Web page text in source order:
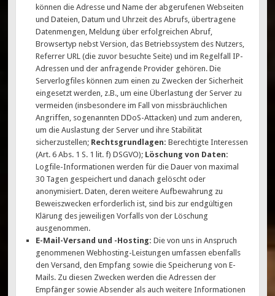
können die Adresse und Name der abgerufenen Webseiten
und Dateien, Datum und Uhrzeit des Abrufs, übertragene
Datenmengen, Meldung über erfolgreichen Abruf,
Browsertyp nebst Version, das Betriebssystem des Nutzers,
Referrer URL (die zuvor besuchte Seite) und im Regelfall IP-
Adressen und der anfragende Provider gehören. Die
Serverlogfiles können zum einen zu Zwecken der Sicherheit
eingesetzt werden, z.B., um eine Überlastung der Server zu
vermeiden (insbesondere im Fall von missbräuchlichen
Angriffen, sogenannten DDoS-Attacken) und zum anderen,
um die Auslastung der Server und ihre Stabilität
sicherzustellen; Rechtsgrundlagen: Berechtigte Interessen
(Art. 6 Abs. 1 S. 1 lit. f) DSGVO); Löschung von Daten:
Logfile-Informationen werden für die Dauer von maximal
30 Tagen gespeichert und danach gelöscht oder
anonymisiert. Daten, deren weitere Aufbewahrung zu
Beweiszwecken erforderlich ist, sind bis zur endgültigen
Klärung des jeweiligen Vorfalls von der Löschung
ausgenommen.
E-Mail-Versand und -Hosting:Die von uns in Anspruch
genommenen Webhosting-Leistungen umfassen ebenfalls
den Versand, den Empfang sowie die Speicherung von E-
Mails. Zu diesen Zwecken werden die Adressen der
Empfänger sowie Absender als auch weitere Informationen